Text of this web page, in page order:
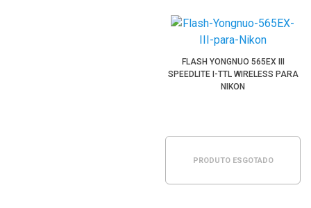
FLASH YONGNUO 565EX III
SPEEDLITE I-TTL WIRELESS PARA
NIKON
PRODUTO ESGOTADO